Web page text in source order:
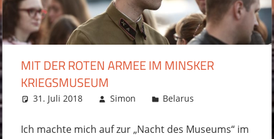
MIT DER ROTEN ARMEE IM MINSKER
KRIEGSMUSEUM
31. Juli 2018 Simon
Belarus
Ich machte mich auf zur „Nacht des Museums“ im